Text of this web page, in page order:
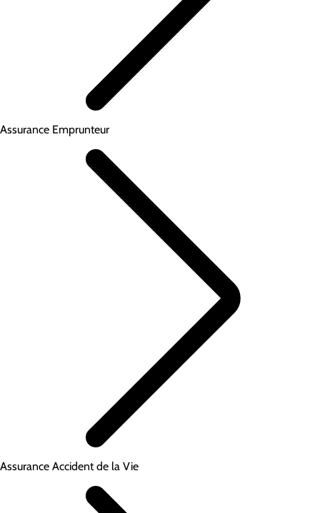
Assurance Emprunteur
Assurance Accident de la Vie